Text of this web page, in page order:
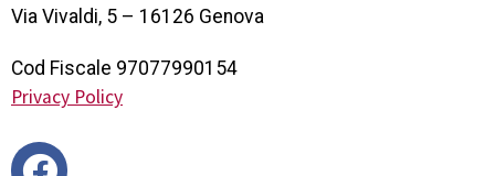
Via Vivaldi, 5 – 16126 Genova
Cod Fiscale 97077990154
Privacy Policy